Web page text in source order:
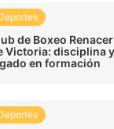
de Boxeo Renacer
Victoria: disciplina y
en formación